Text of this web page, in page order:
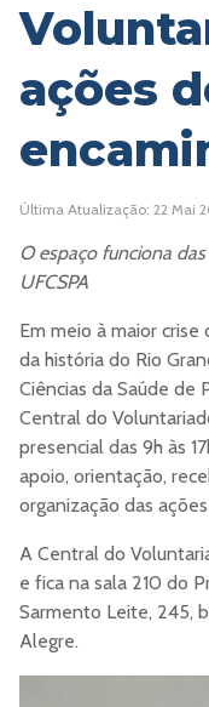
ações
Última Atualização: 22 Mai
O espaço funciona
UFCSPA
Em meio à maior
da história do Rio
Ciências da Saúde de
Central do
presencial das 9h às
apoio, orientação,
organização das
A Central do
e fica na sala 210 do
Sarmento Leite, 245,
Alegre.